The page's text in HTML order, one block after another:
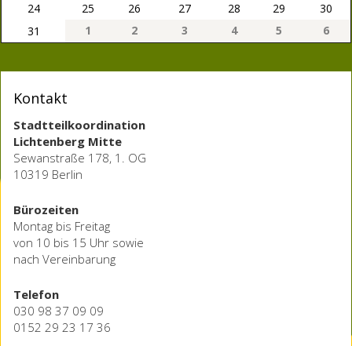
24
25 26 27 28 29
30
31
1 2 3 4 5 6
Kontakt
Stadtteilkoordination
Lichtenberg Mitte
Sewanstraße 178, 1. OG
10319 Berlin
Bürozeiten
Montag bis Freitag
von 10 bis 15 Uhr sowie
nach Vereinbarung
Telefon
030 98 37 09 09
0152 29 23 17 36